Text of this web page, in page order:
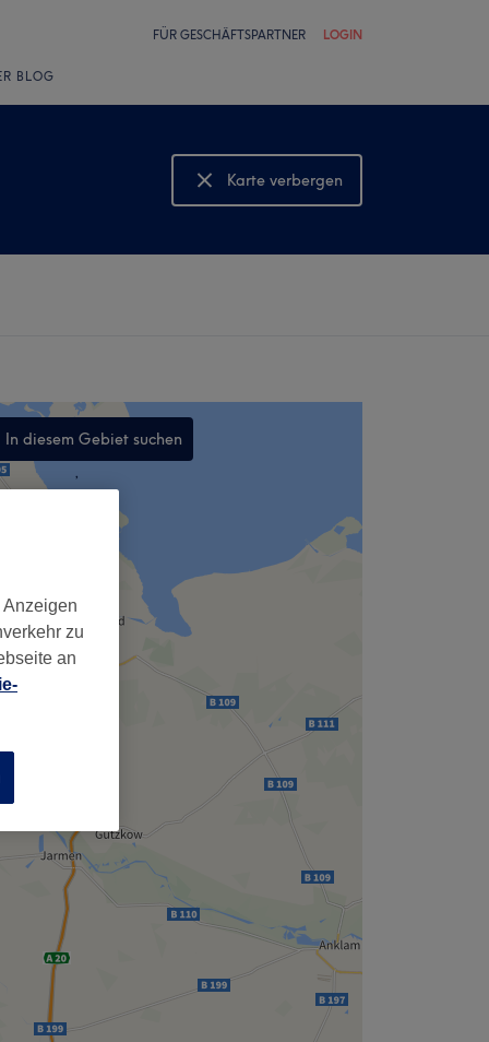
FÜR GESCHÄFTSPARTNER LOGIN
BLOG
Karte verbergen
Karte anzeigen
In diesem Gebiet suchen
,
zu
an